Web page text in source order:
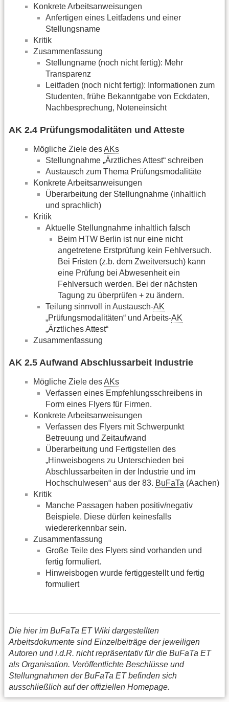
Konkrete Arbeitsanweisungen
Anfertigen eines Leitfadens und einer
Stellungsname
Kritik
Zusammenfassung
Stellungname (noch nicht fertig): Mehr
Transparenz
Leitfaden (noch nicht fertig): Informationen zum
Studenten, frühe Bekanntgabe von Eckdaten,
Nachbesprechung, Noteneinsicht
AK 2.4 Prüfungsmodalitäten und Atteste
Mögliche Ziele desAKs
Stellungnahme „Ärztliches Attest“ schreiben
Austausch zum Thema Prüfungsmodalitäte
Konkrete Arbeitsanweisungen
Überarbeitung der Stellungnahme (inhaltlich
und sprachlich)
Kritik
Aktuelle Stellungnahme inhaltlich falsch
Beim HTW Berlin ist nur eine nicht
angetretene Erstprüfung kein Fehlversuch.
Bei Fristen (z.b. dem Zweitversuch) kann
eine Prüfung bei Abwesenheit ein
Fehlversuch werden. Bei der nächsten
Tagung zu überprüfen + zu ändern.
Teilung sinnvoll in Austausch-AK
„Prüfungsmodalitäten“ und Arbeits-AK
„Ärztliches Attest“
Zusammenfassung
AK 2.5 Aufwand Abschlussarbeit Industrie
Mögliche Ziele desAKs
Verfassen eines Empfehlungsschreibens in
Form eines Flyers für Firmen.
Konkrete Arbeitsanweisungen
Verfassen des Flyers mit Schwerpunkt
Betreuung und Zeitaufwand
Überarbeitung und Fertigstellen des
„Hinweisbogens zu Unterschieden bei
Abschlussarbeiten in der Industrie und im
Hochschulwesen“ aus der 83. BuFaTa (Aachen)
Kritik
Manche Passagen haben positiv/negativ
Beispiele. Diese dürfen keinesfalls
wiedererkennbar sein.
Zusammenfassung
Große Teile des Flyers sind vorhanden und
fertig formuliert.
Hinweisbogen wurde fertiggestellt und fertig
formuliert
Die hier im BuFaTa ET Wiki dargestellten
Arbeitsdokumente sind Einzelbeiträge der jeweiligen
Autoren und i.d.R. nicht repräsentativ für die BuFaTa ET
als Organisation. Veröffentlichte Beschlüsse und
Stellungnahmen der BuFaTa ET befinden sich
ausschließlich auf der offiziellen Homepage.